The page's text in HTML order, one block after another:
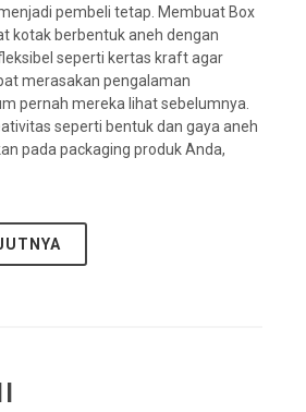
pembeli tetap. Membuat Box
kotak berbentuk aneh dengan
seperti kertas kraft agar
merasakan pengalaman
pernah mereka lihat sebelumnya.
seperti bentuk dan gaya aneh
pada packaging produk Anda,